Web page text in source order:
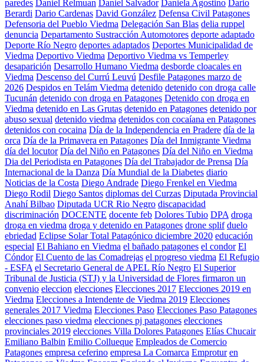
paredes Daniel Relmuan Daniel Salvador Daniela Agostino Dario
Berardi Dario Cardenas David González Defensa Civil Patagones
Defensoria del Pueblo Viedma Delegación San Blas delia ruppel
denuncia Departamento Sustracción Automotores deporte adaptado
Deporte Río Negro deportes adaptados Deportes Municipalidad de
Viedma Deportivo Viedma Deportivo Viedma vs Temperley
desaparición Desarrollo Humano Viedma desborde cloacales en
Viedma Descenso del Currú Leuvú Desfile Patagones marzo de
2026 Despidos en Telám Viedma detenido detenido con droga calle
Tucunán detenido con droga en Patagones Detenido con droga en
Viedma detenido en Las Grutas detenido en Patagones detenido por
abuso sexual detenido viedma detenidos con cocaíana en Patagones
detenidos con cocaina Día de la Independencia en Pradere día de la
orca Día de la Primavera en Patagones Día del Inmigrante Viedma
día del locutor Día del Niño en Patagones Día del Niño en Viedma
Dia del Periodista en Patagones Día del Trabajador de Prensa Día
Internacional de la Danza Día Mundial de la Diabetes diario
Noticias de la Costa Diego Andrade Diego Frenkel en Viedma
Diego Rodil Diego Santos diplomas del Curzas Diputada Provincial
Anahí Bilbao Diputada UCR Rio Negro discapacidad
discriminación DOCENTE docente feb Dolores Tubio DPA droga
droga en viedma droga y detenido en Patagones drone splif duelo
ebriedad Eclipse Solar Total Patagónico diciembre 2020 educación
especial El Bahiano en Viedma el bañado patagones el condor El
Cóndor El Cuento de las Comadrejas el progreso viedma El Refugio
- ESFA el Secretario General de APEL Río Negro El Superior
Tribunal de Justicia (STJ) y la Universidad de Flores firmaron un
convenio eleccion elecciones Elecciones 2017 Elecciones 2019 en
Viedma Elecciones a Intendente de Viedma 2019 Elecciones
generales 2017 Viedma Elecciones Paso Elecciones Paso Patagones
elecciones paso viedma elecciones pj patagones elecciones
provinciales 2019 elecciones Villa Dolores Patagones Elías Chucair
Emiliano Balbin Emilio Collueque Empleados de Comercio
Patagones empresa ceferino empresa La Comarca Emprotur en